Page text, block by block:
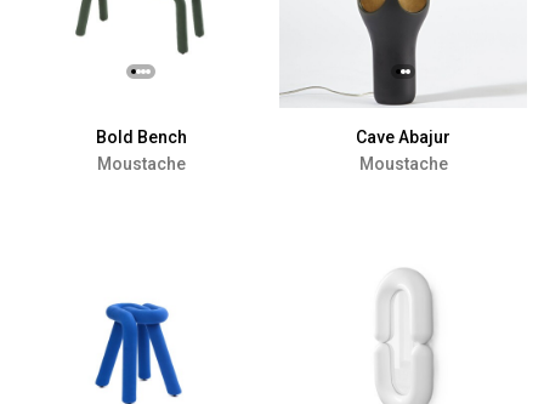
Bold Bench
Moustache
Cave Abajur
Moustache